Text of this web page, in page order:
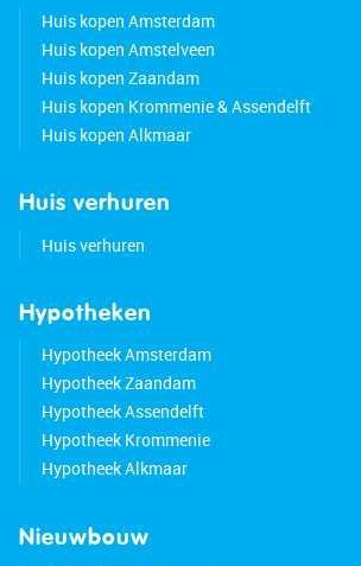
Huis kopen Amsterdam
Huis kopen Amstelveen
Huis kopen Zaandam
Huis kopen Krommenie & Assendelft
Huis kopen Alkmaar
Huis verhuren
Huis verhuren
Hypotheken
Hypotheek Amsterdam
Hypotheek Zaandam
Hypotheek Assendelft
Hypotheek Krommenie
Hypotheek Alkmaar
Nieuwbouw